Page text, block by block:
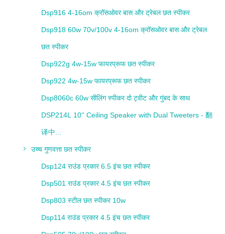
Dsp916 4-16om क्रॉसओवर बास और ट्रेबल छत स्पीकर
Dsp918 60w 70v/100v 4-16om क्रॉसओवर बास और ट्रेबल
छत स्पीकर
Dsp922g 4w-15w फायरप्रूफ छत स्पीकर
Dsp922 4w-15w फायरप्रूफ छत स्पीकर
Dsp8060c 60w सीलिंग स्पीकर दो ट्वीट और गुंबद के साथ
DSP214L 10'' Ceiling Speaker with Dual Tweeters - 翻
译中...
उच्च गुणवत्ता छत स्पीकर
Dsp124 राउंड प्रकार 6.5 इंच छत स्पीकर
Dsp501 राउंड प्रकार 4.5 इंच छत स्पीकर
Dsp803 स्टील छत स्पीकर 10w
Dsp114 राउंड प्रकार 4.5 इंच छत स्पीकर